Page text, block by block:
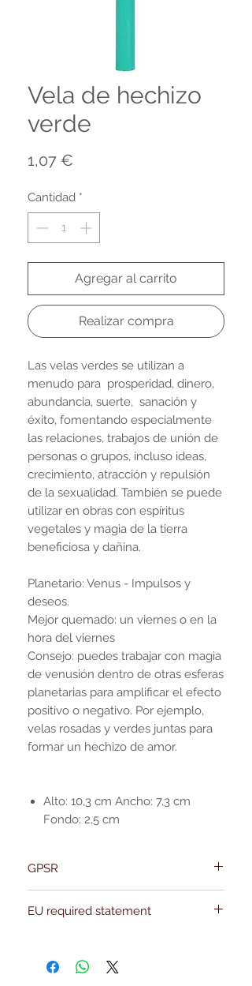
Vela de hechizo
verde
1,07 €
Cantidad *
Agregar al carrito
Realizar compra
Las velas verdes se utilizan a
menudo para prosperidad, dinero,
abundancia, suerte, sanación y
éxito, fomentando especialmente
las relaciones, trabajos de unión de
personas o grupos, incluso ideas,
crecimiento, atracción y repulsión
de la sexualidad. También se puede
utilizar en obras con espíritus
vegetales y magia de la tierra
beneficiosa y dañina.
Planetario: Venus - Impulsos y
deseos.
Mejor quemado: un viernes o en la
hora del viernes
Consejo: puedes trabajar con magia
de venusión dentro de otras esferas
planetarias para amplificar el efecto
positivo o negativo. Por ejemplo,
velas rosadas y verdes juntas para
formar un hechizo de amor.
Alto: 10,3 cm Ancho: 7,3 cm
Fondo: 2,5 cm
GPSR
Address: Kievitdreef 31
EU required statement
benefits of this item cannot be